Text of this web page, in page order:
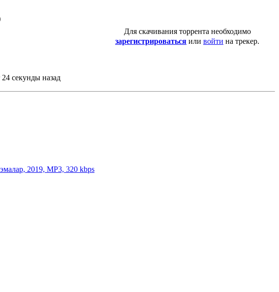
секунды назад
Для скачивания торрента необходимо
зарегистрироваться или войти на трекер.
2019, MP3, 320 kbps